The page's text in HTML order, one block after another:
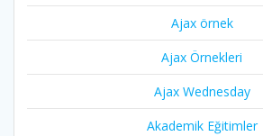
Ajax örnek
Ajax Örnekleri
Ajax Wednesday
Akademik Eğitimler